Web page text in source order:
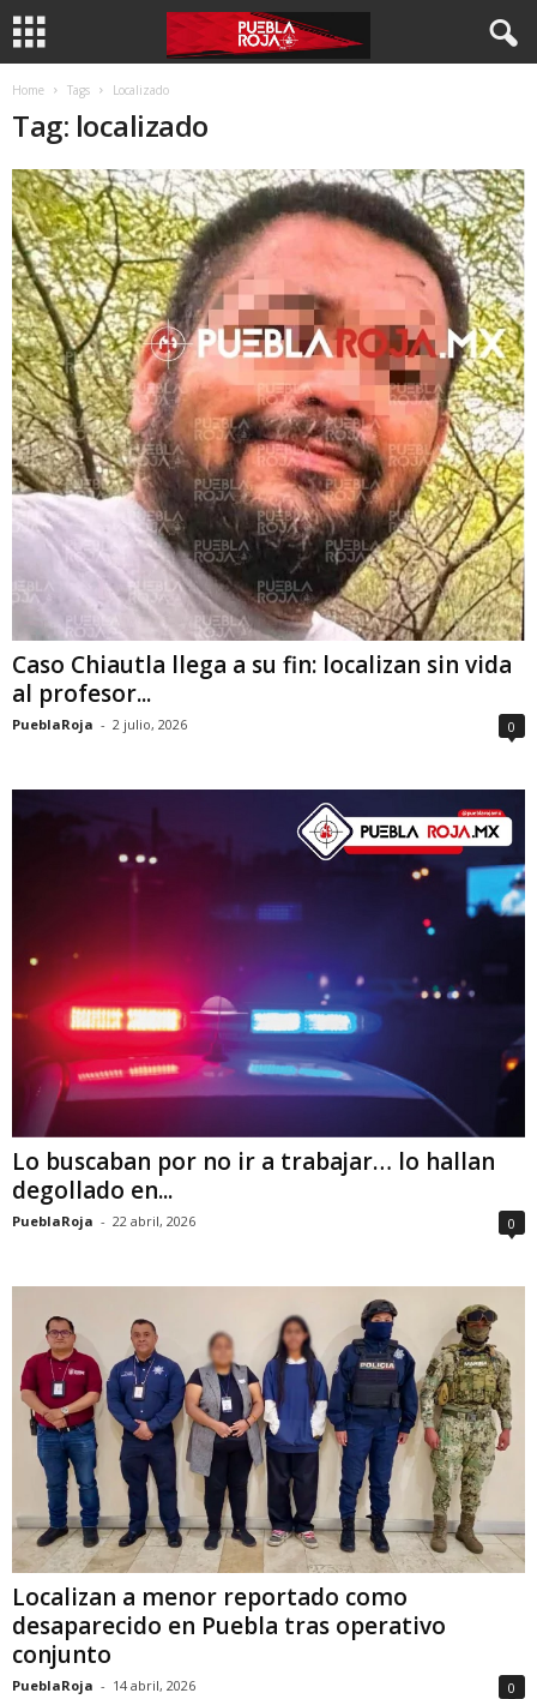
Home Tags Localizado
Tag: localizado
Caso Chiautla llega a su fin: localizan sin vida
al profesor...
PueblaRoja - 2 julio, 2026 0
Lo buscaban por no ir a trabajar… lo hallan
degollado en...
PueblaRoja - 22 abril, 2026 0
Localizan a menor reportado como
desaparecido en Puebla tras operativo
conjunto
PueblaRoja - 14 abril, 2026 0